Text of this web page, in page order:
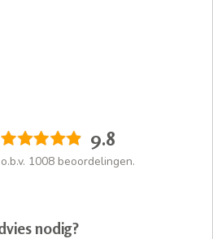
9.8
o.b.v. 1008 beoordelingen.
nodig?